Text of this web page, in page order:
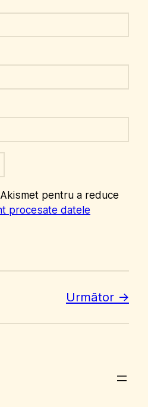
pentru a reduce
procesate datele
Următor